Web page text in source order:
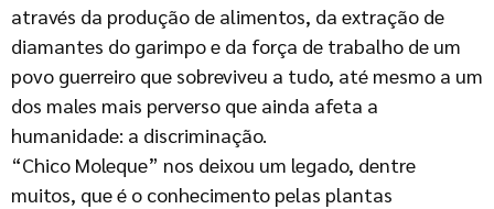
através da produção de alimentos, da extração de
diamantes do garimpo e da força de trabalho de um
povo guerreiro que sobreviveu a tudo, até mesmo a um
dos males mais perverso que ainda afeta a
humanidade: a discriminação.
“Chico Moleque” nos deixou um legado, dentre
muitos, que é o conhecimento pelas plantas